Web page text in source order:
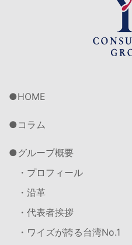
HOME
コラム
グループ概要
・プロフィール
・沿革
・代表者挨拶
・ワイズが誇る台湾No.1